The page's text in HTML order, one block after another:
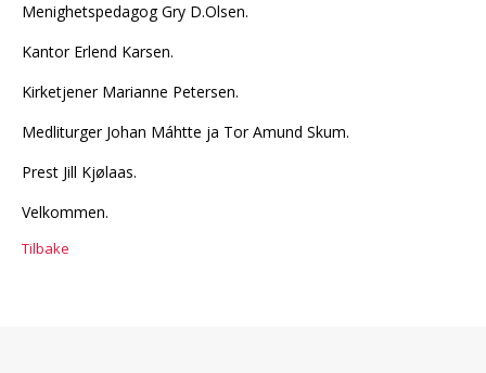
Menighetspedagog Gry D.Olsen.
Kantor Erlend Karsen.
Kirketjener Marianne Petersen.
Medliturger Johan Máhtte ja Tor Amund Skum.
Prest Jill Kjølaas.
Velkommen.
Tilbake